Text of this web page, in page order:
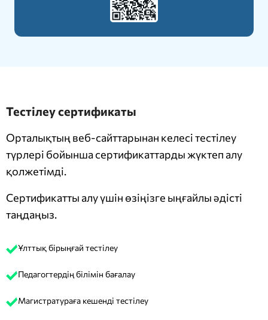
Тестілеу сертификаты
Орталықтың веб-сайттарынан келесі тестілеу
түрлері бойынша сертификаттарды жүктеп алу
қолжетімді.
Сертификатты алу үшін өзіңізге ыңғайлы әдісті
таңдаңыз.
Ұлттық бірыңғай тестілеу
Педагогтердің білімін бағалау
Магистратураға кешенді тестілеу